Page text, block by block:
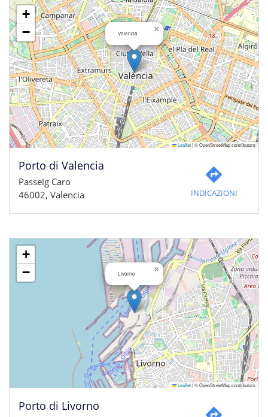
Valencia ×
+
−
Leaflet|© OpenStreetMap contributors
Porto di Valencia
Passeig Caro
46002, Valencia
INDICAZIONI
Livorno ×
+
−
Leaflet|© OpenStreetMap contributors
Porto di Livorno